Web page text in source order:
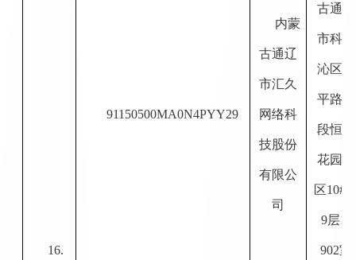
16.
91150500MA0N4PYY29
内蒙
古通辽
市汇久
网络科
技股份
有限公
司
古通辽
市科尔
沁区和
平路中
段恒源
花园小
区10#
9层1-
902室